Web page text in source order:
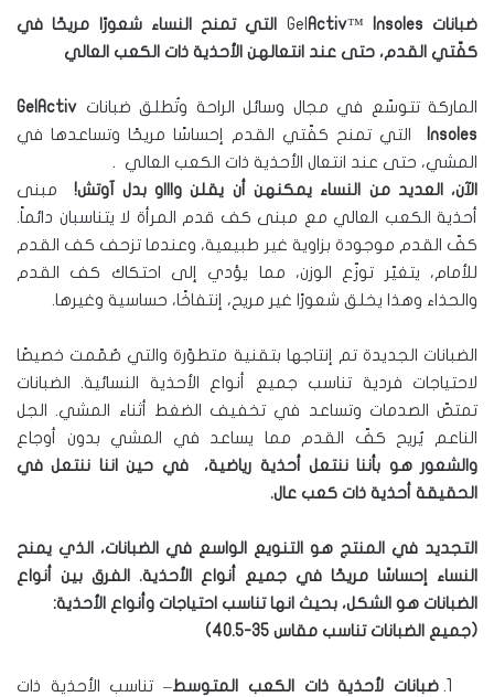
ضبانات Activ™ Insoles التي تمنح النساء شعورًا مريحًا في
كفّتي القدم، حتى عند انتعالهن الأحذية ذات الكعب العالي
الماركة تتوسّع في مجال وسائل الراحة وتُطلق ضبانات GelActiv
Insoles
التي تمنح كفّتي القدم إحساسًا مريحًا وتساعدها في
المشي، حتى عند انتعال الأحذية ذات الكعب العالي .
الآن،
العديد من النساء يمكنهن أن يقلن واااو بدل آوتش!
مبنى
أحذية الكعب العالي مع مبنى كف قدم المرأة لا يتناسبان دائماً.
كفّ القدم موجودة بزاوية غير طبيعية، وعندما تزحف كف القدم
للأمام، يتغيّر توزّع الوزن، مما يؤدي إلى احتكاك كف القدم
والحذاء وهذا يخلق شعورًا غير مريح، إنتفاخًا، حساسية وغيرها.
الضبانات الجديدة تم إنتاجها بتقنية متطوّرة والتي صُمّمت خصيصًا
لاحتياجات فردية تناسب جميع أنواع الأحذية النسائية. الضبانات
تمتصّ الصدمات وتساعد في تخفيف الضغط أثناء المشي. الجل
الناعم يُريح كفّ القدم مما يساعد في المشي بدون أوجاع
والشعورهو بأننا ننتعل أحذية رياضية، في حين اننا ننتعل في
الحقيقة أحذية ذات كعب عال.
التجديد في المنتج هو التنويع الواسع في الضبانات، الذي يمنح
النساء
إحساسًا مريحًا في جميع أنواع الأحذية. الفرق بين
أنواع
الضبانات هو الشكل، بحيث انها تناسب احتياجات وأنواع الأحذية:
(جميع الضبانات تناسب مقاس
ضبانات لأحذية ذات الكعب المتوسط– تناسب الأحذية ذات